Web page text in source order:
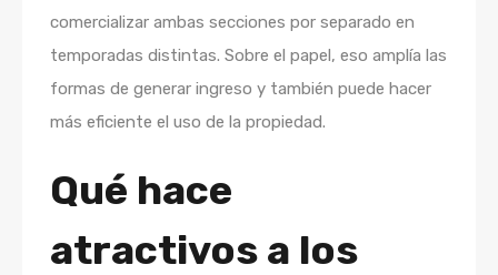
comercializar ambas secciones por separado en
temporadas distintas. Sobre el papel, eso amplía las
formas de generar ingreso y también puede hacer
más eficiente el uso de la propiedad.
Qué hace
atractivos a los